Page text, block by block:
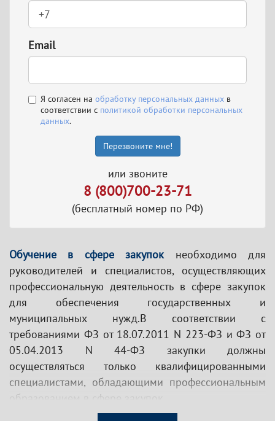
Email
Я согласен на обработку персональных данных в
соответствии с политикой обработки персональных
данных.
Перезвоните мне!
или звоните
8 (800)700-23-71
(бесплатный номер по РФ)
Обучение в сфере закупокнеобходимо для
руководителей и специалистов, осуществляющих
профессиональную деятельность в сфере закупок
для обеспечения государственных и
муниципальных нужд.В соответствии с
требованиями ФЗ от 18.07.2011 N 223-ФЗ и ФЗ от
05.04.2013 N 44-ФЗ закупки должны
осуществляться только квалифицированными
специалистами, обладающими профессиональным
образованием в сфере закупок.